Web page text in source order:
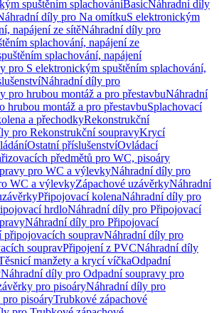
spuštěním splachováníBasicNáhradní díly
díly pro Na omítkuS elektronickým
napájení ze sítěNáhradní díly pro
splachování, napájení ze
splachování, napájení
pro S elektronickým spuštěním splachování,
Náhradní díly pro
pro hrubou montáž a pro přestavbuNáhradní
hrubou montáž a pro přestavbuSplachovací
a přechodkyRekonstrukční
pro Rekonstrukční soupravyKrycí
Ostatní příslušenstvíOvládací
předmětů pro WC, pisoáry
pro WC a výlevkyNáhradní díly pro
WC a výlevkyZápachové uzávěrkyNáhradní
Připojovací kolenaNáhradní díly pro
hrdloNáhradní díly pro Připojovací
Náhradní díly pro Připojovací
připojovacích soupravNáhradní díly pro
soupravPřipojení z PVCNáhradní díly
manžety a krycí víčkaOdpadní
Náhradní díly pro Odpadní soupravy pro
pro pisoáryNáhradní díly pro
pro pisoáryTrubkové zápachové